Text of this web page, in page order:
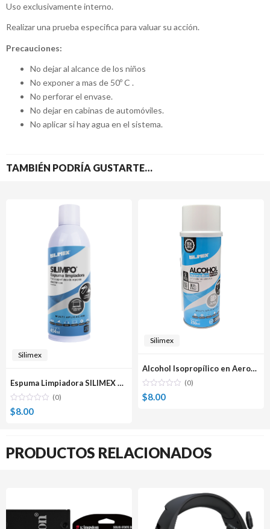
Uso exclusivamente interno.
Realizar una prueba especifica para valuar su acción.
Precauciones:
No dejar al alcance de los niños
No exponer a mas de 50º C .
No perforar el envase.
No dejar en cabinas de automóviles.
No aplicar si hay agua en el sistema.
TAMBIÉN PODRÍA GUSTARTE…
Silimex
Espuma Limpiadora SILIMEX para superficies de equipos electronicos SILIMPO 454ml.
(0)
$8.00
Silimex
Alcohol Isopropílico en Aerosol SILIMEX 250ml
(0)
$8.00
PRODUCTOS RELACIONADOS